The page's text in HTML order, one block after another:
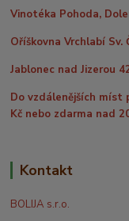
Vinotéka Pohoda,
Oříškovna Vrchlabí Sv.
Jablonec nad Jizerou
Do vzdálenějších míst
Kč nebo zdarma nad
Kontakt
BOLIJA s.r.o.